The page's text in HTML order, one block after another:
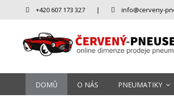
+420 607 173 327 | info@cerveny-
DOMŮ O NÁS PNEUMATIKY